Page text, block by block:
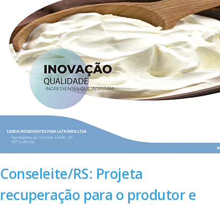
Conseleite/RS: Projeta
recuperação para o produtor e